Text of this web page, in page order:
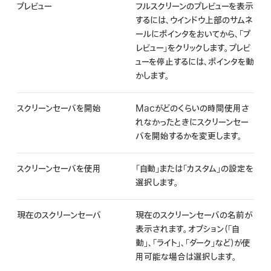
プレビュー
フルスクリーンのプレビューを表示
するには、ウインドウ上部のサムネ
ールにポインタをおいてから、「プ
レビュー」をクリックします。プレビ
ューを停止するには、ポインタを動
かします。
スクリーンセーバを開始
Macがどのくらいの時間使用さ
れなかったときにスクリーンセー
バを開始するかを変更します。
スクリーンセーバを使用
「自動」または「カスタム」の設定を
選択します。
現在のスクリーンセーバ
現在のスクリーンセーバの名前が
表示されます。オプション（「自
動」、「ライト」、「ダーク」など）が使
用可能な場合は選択します。